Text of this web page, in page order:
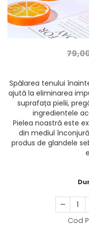
Spălarea tenului
ajută la eliminarea
suprafața pielii,
ingredientele
Pielea noastră este
din mediul
produs de glandele
Cod